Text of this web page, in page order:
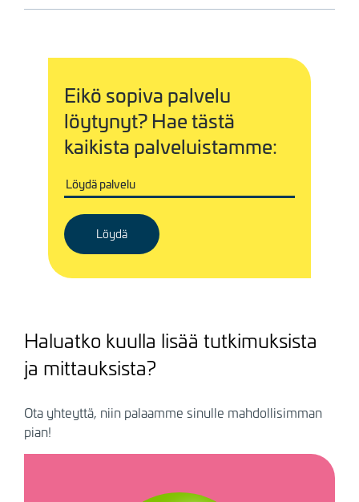
Eikö sopiva palvelu
löytynyt? Hae tästä
kaikista palveluistamme:
Haluatko kuulla lisää tutkimuksista
ja mittauksista?
Ota yhteyttä, niin palaamme sinulle mahdollisimman
pian!